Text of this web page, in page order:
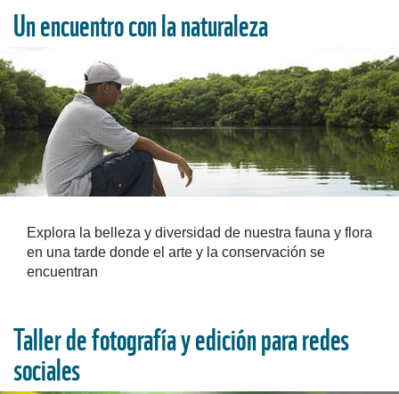
Un encuentro con la naturaleza
Explora la belleza y diversidad de nuestra fauna y flora
en una tarde donde el arte y la conservación se
encuentran
Taller de fotografía y edición para redes
sociales